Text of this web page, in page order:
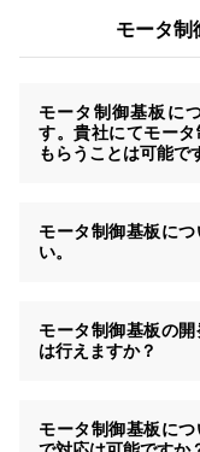
モータ制
モータ制御基板に
す。貴社にてモー
もらうことは可能で
モータ制御基板に
い。
モータ制御基板の
は行えますか？
モータ制御基板に